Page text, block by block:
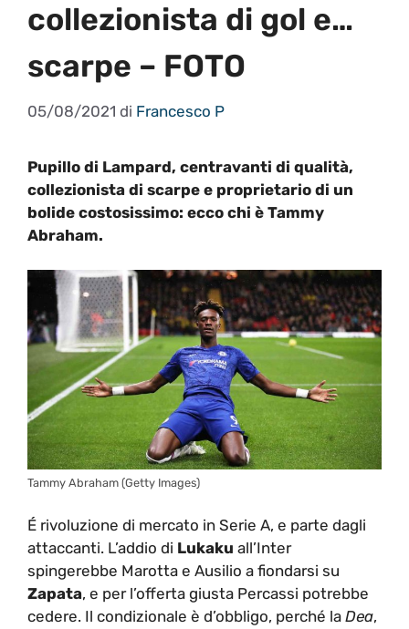
collezionista di gol e…
scarpe – FOTO
05/08/2021 di Francesco P
Pupillo di Lampard, centravanti di qualità,
collezionista di scarpe e proprietario di un
bolide costosissimo: ecco chi è Tammy
Abraham.
Tammy Abraham (Getty Images)
É rivoluzione di mercato in Serie A, e parte dagli
attaccanti. L’addio di Lukaku all’Inter
spingerebbe Marotta e Ausilio a fiondarsi su
Zapata, e per l’offerta giusta Percassi potrebbe
cedere. Il condizionale è d’obbligo, perché la Dea,